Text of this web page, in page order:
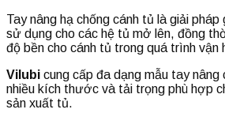
Tay nâng hạ chống cánh tủ là giải
sử dụng cho các hệ tủ mở lên, đồng
độ bền cho cánh tủ trong quá trình vận
Vilubi cung cấp đa dạng mẫu tay nâng
nhiều kích thước và tải trọng phù hợp
sản xuất tủ.